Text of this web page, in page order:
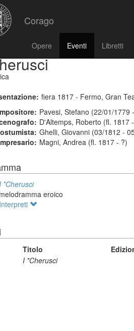
Corago
Opere Eventi Libretti
fiera 1817 - Fermo, Gran
Pavesi, Stefano (22/01/1779
D'Altemps, Roberto (fl. 1817
Ghelli, Giovanni (03/1812 -
Magni, Andrea (fl. 1817 - ?)
*Cherusci
melodramma eroico
Interpreti
Titolo
I *Cherusci